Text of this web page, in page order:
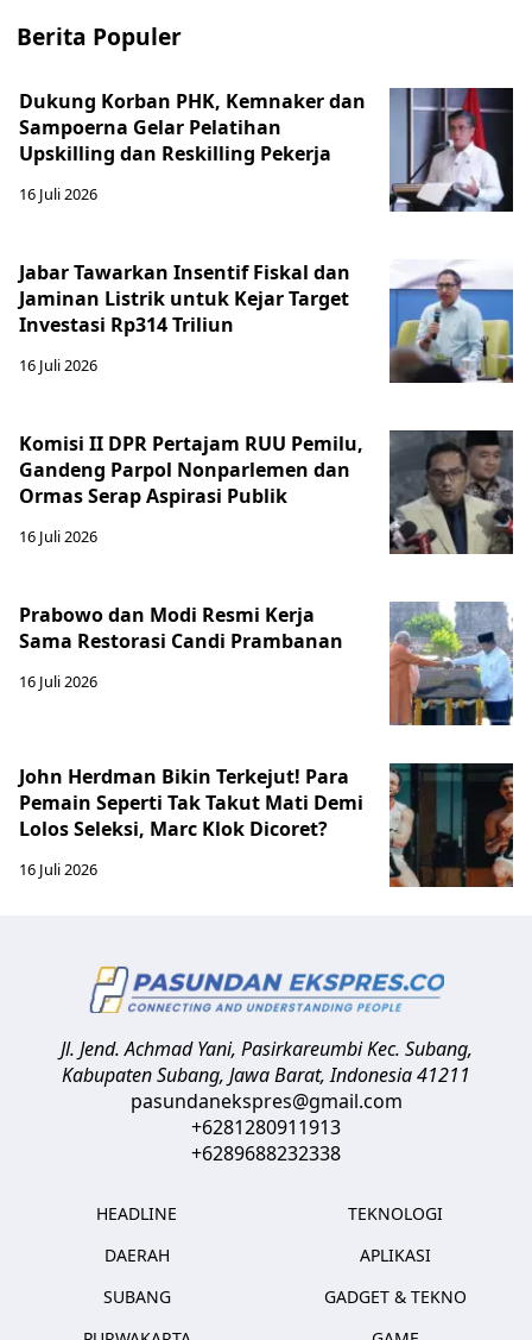
Berita Populer
Dukung Korban PHK, Kemnaker dan
Sampoerna Gelar Pelatihan
Upskilling dan Reskilling Pekerja
16 Juli 2026
Jabar Tawarkan Insentif Fiskal dan
Jaminan Listrik untuk Kejar Target
Investasi Rp314 Triliun
16 Juli 2026
Komisi II DPR Pertajam RUU Pemilu,
Gandeng Parpol Nonparlemen dan
Ormas Serap Aspirasi Publik
16 Juli 2026
Prabowo dan Modi Resmi Kerja
Sama Restorasi Candi Prambanan
16 Juli 2026
John Herdman Bikin Terkejut! Para
Pemain Seperti Tak Takut Mati Demi
Lolos Seleksi, Marc Klok Dicoret?
16 Juli 2026
Jl. Jend. Achmad Yani, Pasirkareumbi Kec. Subang,
Kabupaten Subang, Jawa Barat,Indonesia41211
pasundanekspres@gmail.com
+6281280911913
+6289688232338
HEADLINE
DAERAH
SUBANG
TEKNOLOGI
APLIKASI
GADGET & TEKNO